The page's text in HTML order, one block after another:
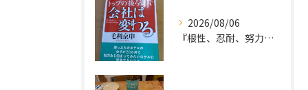
2026/08/06
『根性、忍耐、努力という言葉は死語なのか』